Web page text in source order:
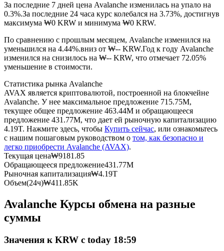
USDC фьючерсы
Фьючерсы с использованием USDC в качестве
Копирование торговли
За последние 7 дней цена Avalanche изменилась на упало на
0.3%.За последние 24 часа курс колебался на 3.73%, достигнув
максимума ₩0 KRW и минимума ₩0 KRW.
По сравнению с прошлым месяцем, Avalanche изменился на
уменьшился на 4.44%.вниз от ₩-- KRW.Год к году Avalanche
изменился на снизилось на ₩-- KRW, что отмечает 72.05%
уменьшение в стоимости.
Статистика рынка Avalanche
AVAX является криптовалютой, построенной на блокчейне
Avalanche. У нее максимальное предложение 715.75M,
текущее общее предложение 463.44M и обращающееся
предложение 431.77M, что дает ей рыночную капитализацию
4.19T. Нажмите здесь, чтобы Купить сейчас, или ознакомьтесь
с нашим пошаговым руководством о том, как безопасно и
легко приобрести Avalanche (AVAX).
Текущая цена₩9181.85
Обращающееся предложение431.77M
Рыночная капитализация₩4.19T
Объем(24ч)₩411.85K
Avalanche Курсы обмена на разные
суммы
Значения к KRW с today 18:59